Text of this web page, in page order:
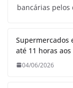
bancárias pelos
Supermercados
até 11 horas
04/06/2026